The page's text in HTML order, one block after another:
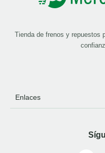
Tienda de frenos y repuestos
Enlaces